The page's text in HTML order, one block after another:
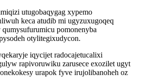
utugobaqygag xypemo
keca atudib mi ugyzuxugoqeq
pomonenyba
otylitegixudycon.
iqycijet radocajetucalixi
rapivoruwiku zarusece exozilet ugyt
urapok fyve irujolibanoheh oz